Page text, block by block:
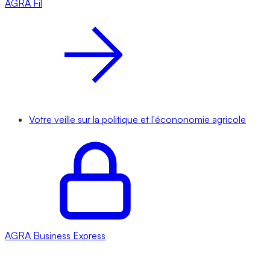
AGRA Fil
Votre veille sur la politique et l'écononomie agricole
AGRA Business Express